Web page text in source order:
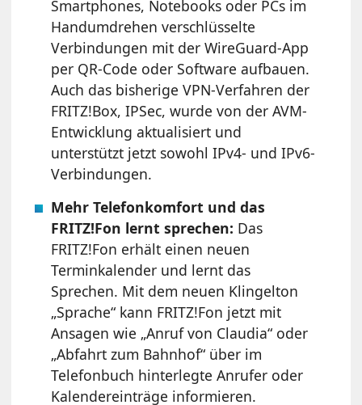
Smartphones, Notebooks oder PCs im
Handumdrehen verschlüsselte
Verbindungen mit der WireGuard-App
per QR-Code oder Software aufbauen.
Auch das bisherige VPN-Verfahren der
FRITZ!Box, IPSec, wurde von der AVM-
Entwicklung aktualisiert und
unterstützt jetzt sowohl IPv4- und IPv6-
Verbindungen.
Mehr Telefonkomfort und das
FRITZ!Fon lernt sprechen: Das
FRITZ!Fon erhält einen neuen
Terminkalender und lernt das
Sprechen. Mit dem neuen Klingelton
„Sprache“ kann FRITZ!Fon jetzt mit
Ansagen wie „Anruf von Claudia“ oder
„Abfahrt zum Bahnhof“ über im
Telefonbuch hinterlegte Anrufer oder
Kalendereinträge informieren.